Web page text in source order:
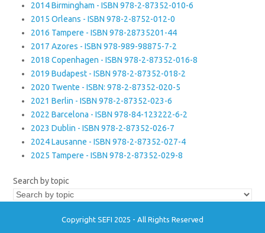
2014 Birmingham - ISBN 978-2-87352-010-6
2015 Orleans - ISBN 978-2-8752-012-0
2016 Tampere - ISBN 978-28735201-44
2017 Azores - ISBN 978-989-98875-7-2
2018 Copenhagen - ISBN 978-2-87352-016-8
2019 Budapest - ISBN 978-2-87352-018-2
2020 Twente - ISBN: 978-2-87352-020-5
2021 Berlin - ISBN 978-2-87352-023-6
2022 Barcelona - ISBN 978-84-123222-6-2
2023 Dublin - ISBN 978-2-87352-026-7
2024 Lausanne - ISBN 978-2-87352-027-4
2025 Tampere - ISBN 978-2-87352-029-8
Search by topic
Copyright SEFI 2025 - All Rights Reserved